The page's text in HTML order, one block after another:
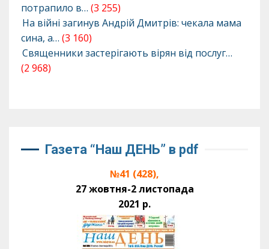
потрапило в… (3 255)
На війні загинув Андрій Дмитрів: чекала мама
сина, а… (3 160)
Священники застерігають вірян від послуг…
(2 968)
Газета “Наш ДЕНЬ” в pdf
№41 (428),
27 жовтня-2 листопада
2021 р.